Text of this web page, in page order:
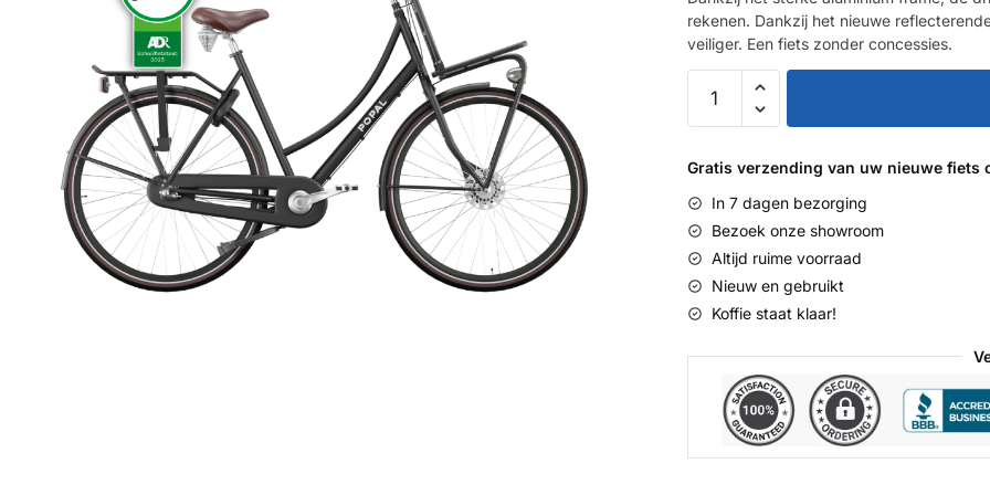
rekenen. Dankzij het nieuwe
veiliger. Een fiets zonder concessies.
Dutch
N3
RN
aantal
Gratis verzending van uw nieuwe fiets
In 7 dagen bezorging
Bezoek onze showroom
Altijd ruime voorraad
Nieuw en gebruikt
Koffie staat klaar!